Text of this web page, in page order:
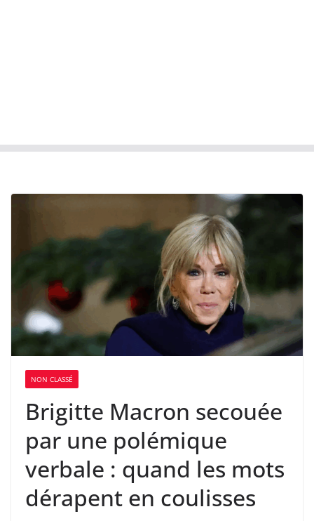
NON CLASSÉ
Brigitte Macron secouée
par une polémique
verbale : quand les mots
dérapent en coulisses